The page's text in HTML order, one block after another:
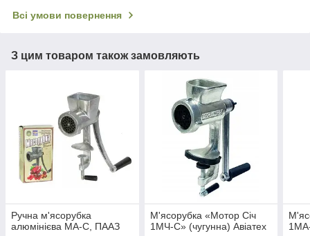
Всі умови повернення
З цим товаром також замовляють
Ручна м'ясорубка
алюмінієва МА-С, ПААЗ
М'ясорубка «Мотор Січ
1МЧ-С» (чугунна) Авіатех